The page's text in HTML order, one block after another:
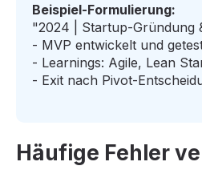
Beispiel-Formulierung:
"2024 | Startup-Gründung
- MVP entwickelt und
- Learnings: Agile, Lean
- Exit nach Pivot-
Häufige Fehler